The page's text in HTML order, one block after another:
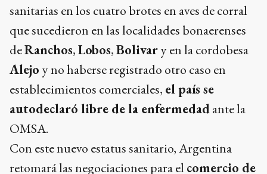
sanitarias en los cuatro brotes en aves de corral
que sucedieron en las localidades bonaerenses
deRanchos,Lobos,Bolivary en la cordobesa
Alejo y no haberse registrado otro caso en
establecimientos comerciales, el país se
autodeclaró libre de la enfermedadante la
OMSA.
Con este nuevo estatus sanitario, Argentina
retomará las negociaciones para el comercio de